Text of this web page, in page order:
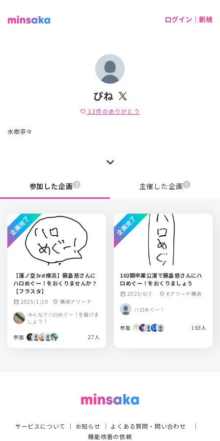
ログイン｜新規
ぴね
favorite 13件のありがとう
水樹奈々
参加した企画 2 主催した企画 1
【蓮ノ空3rd横浜】藤島慈さんに
ハロめぐー！をおくりませんか？
【フラスタ】
calendar_month 2025/1/10 location_on 横浜アリーナ
みんなでハロめぐー！を届けま
しょう！
参加 27人
企画完了
102期卒業公演で藤島慈さんにハ
ロめぐー！をおくりましょう
calendar_month 2025/6/7 location_on Kアリーナ横浜
ハロめぐー！
参加 163人
企画完了
サービスについて ｜ お知らせ ｜ よくある質問・問い合わせ ｜
機能改善の依頼